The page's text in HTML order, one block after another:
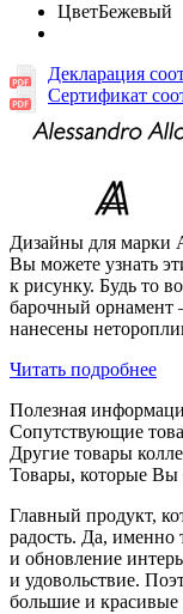
ЦветБежевый
Декларация
Сертификат
Дизайны для марки
Вы можете узнать
к рисунку. Будь то
барочный орнамент
нанесены
Читать подробнее
Полезная
Сопутствующие
Другие товары
Товары, которые Вы
Главный продукт,
радость. Да, именно
и обновление
и удовольствие.
большие и красивые